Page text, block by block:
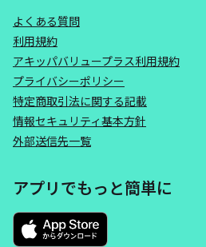
よくある質問
利用規約
アキッパバリュープラス利用規約
プライバシーポリシー
特定商取引法に関する記載
情報セキュリティ基本方針
外部送信先一覧
アプリでもっと簡単に